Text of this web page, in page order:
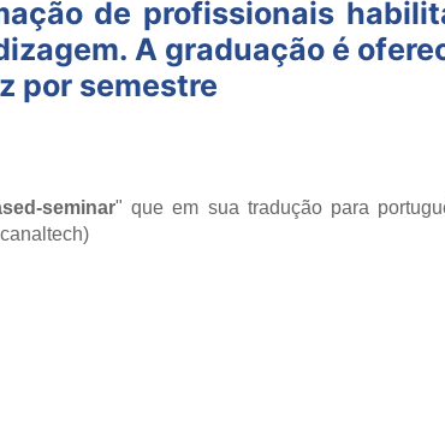
de profissionais
A graduação é
por semestre
seminar" que em sua tradução para